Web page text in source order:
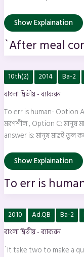
Show Explaination
`After meal
10th(2) 2014 Ba-2
বাংলা দ্বিতীয় - ব্যাকরন
To err is human- Option A:
মরণশীল , Option C: মানুষ
answer is: মানুষ মাত্রই ভুল
To
err
is
human-
Show Explaination
To err is
2010 Ad.QB Ba-2
বাংলা দ্বিতীয় - ব্যাকরন
`It take two to make a
`It
take
two
to
a
quarrel